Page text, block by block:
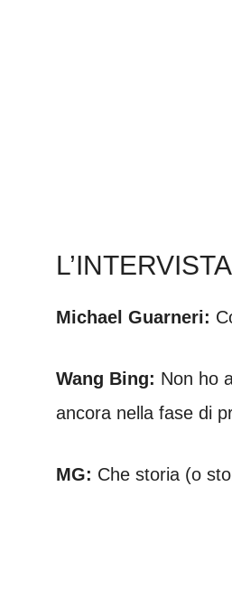
Michael Guarneri:
Wang Bing: Non ho
ancora nella fase di
MG: Che storia (o